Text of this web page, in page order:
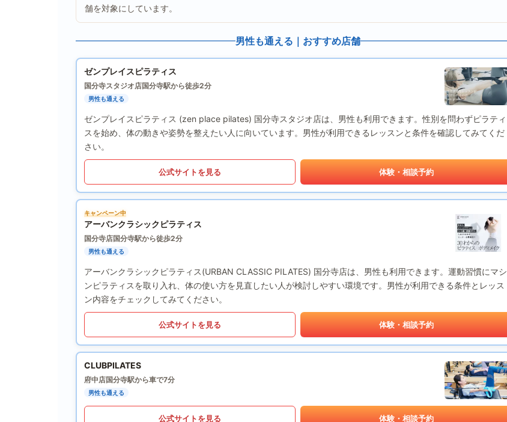
舗を対象にしています。
男性も通える｜おすすめ店舗
ゼンプレイスピラティス
国分寺スタジオ店国分寺駅から徒歩2分
男性も通える
ゼンプレイスピラティス (zen place pilates) 国分寺スタジオ店は、男性も利用できます。性別を問わずピラティ
スを始め、体の動きや姿勢を整えたい人に向いています。男性が利用できるレッスンと条件を確認してみてくだ
さい。
公式サイトを見る 体験・相談予約
キャンペーン中
アーバンクラシックピラティス
国分寺店国分寺駅から徒歩2分
男性も通える
アーバンクラシックピラティス(URBAN CLASSIC PILATES) 国分寺店は、男性も利用できます。運動習慣にマシ
ンピラティスを取り入れ、体の使い方を見直したい人が検討しやすい環境です。男性が利用できる条件とレッス
ン内容をチェックしてみてください。
公式サイトを見る 体験・相談予約
CLUBPILATES
府中店国分寺駅から車で7分
男性も通える
公式サイトを見る 体験・相談予約